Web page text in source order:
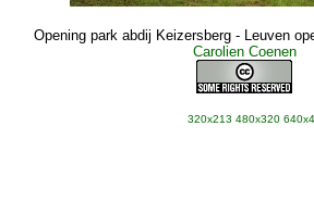
Opening park abdij Keizersberg - Leuven
Carolien Coenen
320x213 480x320